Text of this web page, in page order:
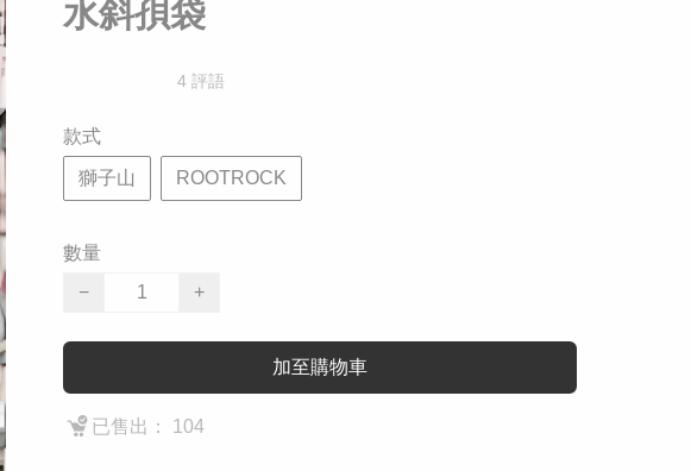
水斜孭袋
4 評語
款式
獅子山 ROOTROCK
數量
−
+
加至購物車
已售出： 104